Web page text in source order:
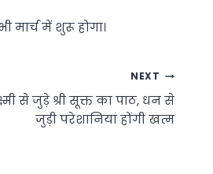
मार्च में शुरू होगा।
NEXT
से जुड़े श्री सूक्त का पाठ, धन से
जुड़ी परेशानियां होंगी खत्म